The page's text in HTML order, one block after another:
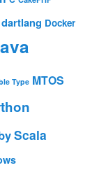
dartlang Docker
Type MTOS
Scala